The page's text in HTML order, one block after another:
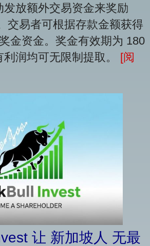
发放额外交易资金来奖励
交易者可根据存款金额获得
金资金。奖金有效期为 180
润均可无限制提取。 [阅
让 新加坡人 无最